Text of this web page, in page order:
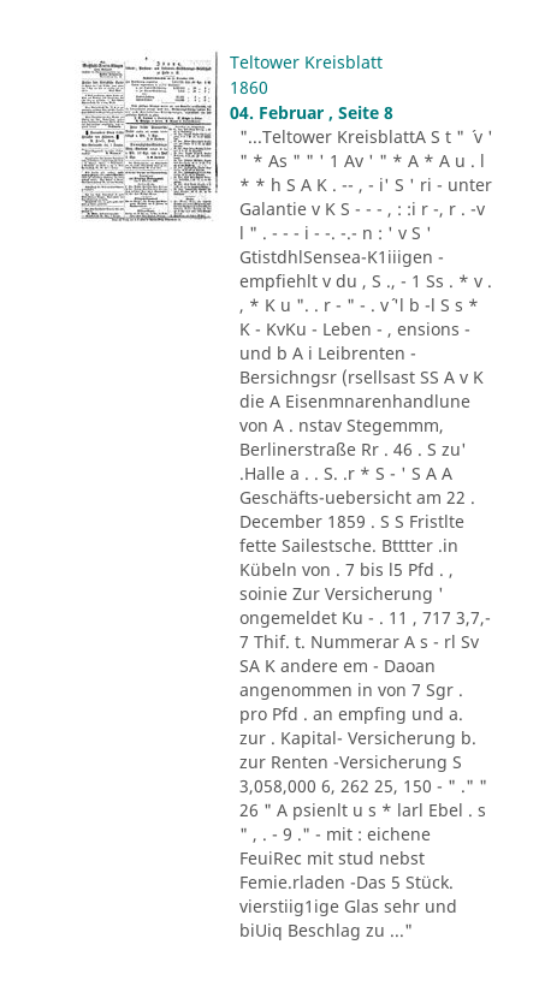
Teltower Kreisblatt
1860
04. Februar , Seite 8
"...Teltower KreisblattA S t " ´ v '
" * As " " ' 1 Av ' " * A * A u . l
* * h S A K . -- , - i' S ' ri - unter
Galantie v K S - - - , : :i r -, r . -v
l " . - - - i - -. -.- n : ' v S '
GtistdhlSensea-K1iiigen -
empfiehlt v du , S ., - 1 Ss . * v .
, * K u ". . r - " - . v´ 'l b -l S s *
K - KvKu - Leben - , ensions -
und b A i Leibrenten -
Bersichngsr (rsellsast SS A v K
die A Eisenmnarenhandlune
von A . nstav Stegemmm,
Berlinerstraße Rr . 46 . S zu'
.Halle a . . S. .r * S - ' S A A
Geschäfts-uebersicht am 22 .
December 1859 . S S Fristlte
fette Sailestsche. Btttter .in
Kübeln von . 7 bis l5 Pfd . ,
soinie Zur Versicherung '
ongemeldet Ku - . 11 , 717 3,7,-
7 Thif. t. Nummerar A s - rl Sv
SA K andere em - Daoan
angenommen in von 7 Sgr .
pro Pfd . an empfing und a.
zur . Kapital- Versicherung b.
zur Renten -Versicherung S
3,058,000 6, 262 25, 150 - " ." "
26 " A psienlt u s * larl Ebel . s
" , . - 9 ." - mit : eichene
FeuiRec mit stud nebst
Femie.rladen -Das 5 Stück.
vierstiig1ige Glas sehr und
biUiq Beschlag zu ..."